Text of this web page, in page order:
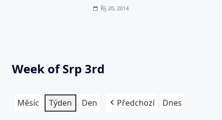
Říj 20, 2014
Week of Srp 3rd
Měsíc Týden Den Předchozí Dnes